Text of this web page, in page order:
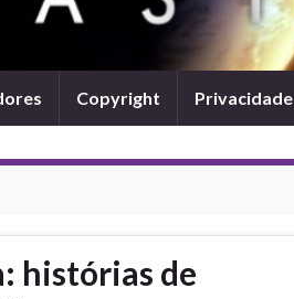
Copyright Privacidade
histórias de